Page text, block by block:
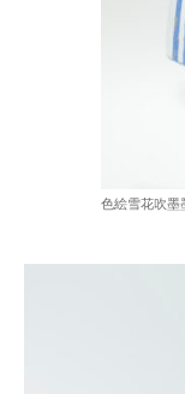
色絵雪花吹墨